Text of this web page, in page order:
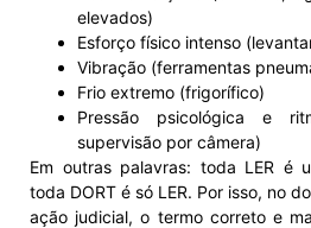
elevados)
Esforço físico intenso
Vibração (ferramentas
Frio extremo (frigorífico)
Pressão psicológica e
supervisão por câmera)
Em outras palavras: toda LER é
toda DORT é só LER. Por isso, no
ação judicial, o termo correto e